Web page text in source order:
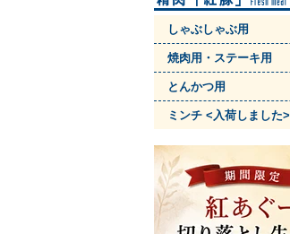
しゃぶしゃぶ用
焼肉用・ステーキ用
とんかつ用
ミンチ <入荷しました>